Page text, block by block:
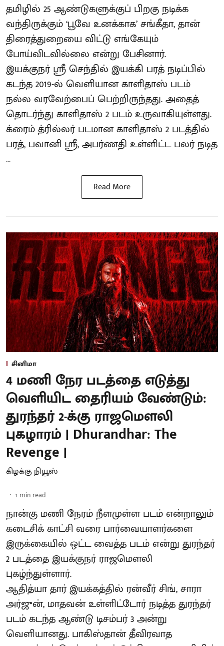
தமிழில் 25 ஆண்டுகளுக்குப் பிறகு நடிக்க
வந்திருக்கும் ‘பூவே உனக்காக’ சங்கீதா, தான்
திரைத்துறையை விட்டு எங்கேயும்
போய்விடவில்லை என்று பேசினார்.
இயக்குநர் ஸ்ரீ செந்தில் இயக்கி பரத் நடிப்பில்
கடந்த 2019-ல் வெளியான காளிதாஸ் படம்
நல்ல வரவேற்பைப் பெற்றிருந்தது. அதைத்
தொடர்ந்து காளிதாஸ் 2 படம் உருவாகியுள்ளது.
க்ரைம் த்ரில்லர் படமான காளிதாஸ் 2 படத்தில்
பரத், பவானி ஸ்ரீ, அபர்ணதி உள்ளிட்ட பலர் நடித
...
Read More
சினிமா
4 மணி நேர படத்தை எடுத்து
வெளியிட தைரியம் வேண்டும்:
துரந்தர் 2-க்கு ராஜமௌலி
புகழாரம் | Dhurandhar: The
Revenge |
கிழக்கு நியூஸ்
1 min read
நான்கு மணி நேரம் நீளமுள்ள படம் என்றாலும்
கடைசிக் காட்சி வரை பார்வையாளர்களை
இருக்கையில் ஒட்ட வைத்த படம் என்று துரந்தர்
2 படத்தை இயக்குநர் ராஜமௌலி
புகழ்ந்துள்ளார்.
ஆதித்யா தார் இயக்கத்தில் ரன்வீர் சிங், சாரா
அர்ஜுன், மாதவன் உள்ளிட்டோர் நடித்த துரந்தர்
படம் கடந்த ஆண்டு டிசம்பர் 3 அன்று
வெளியானது. பாகிஸ்தான் தீவிரவாத